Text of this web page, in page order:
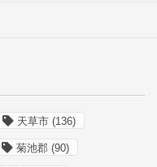
天草市 (136)
菊池郡 (90)